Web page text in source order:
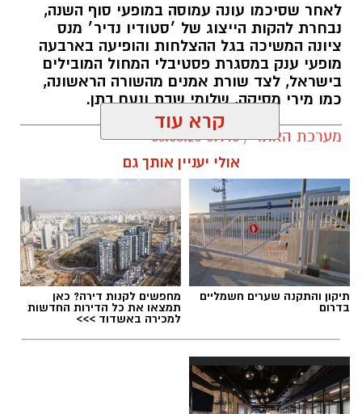
לאחר שסיכמו עונה עמוסה במופעי סוף השנה,
נבחרת להקות הייצוג של ׳סטודיו נדיר׳ מנס
ציונה המשיכה בגל ההצלחות והופיעה בארבעה
מופעי ענק במסגרת פסטיבלי המחול המובילים
בישראל, לצד שורת אמנים מהשורה הראשונה,
כמו מירי מסיקה, שלומי שבת ונעם בתן.
מערכת האתר / 09:45 06.08.26
תגים:סטודיו נדיר נס ציונה
קרא עוד
אולי יעניין אותך גם
תיקון והתקנה שערים חשמליים
בדרום
מחפשים לקנות דירה? כאן
תמצאו את כל הדירות החדשות
למכירה באשדוד >>>